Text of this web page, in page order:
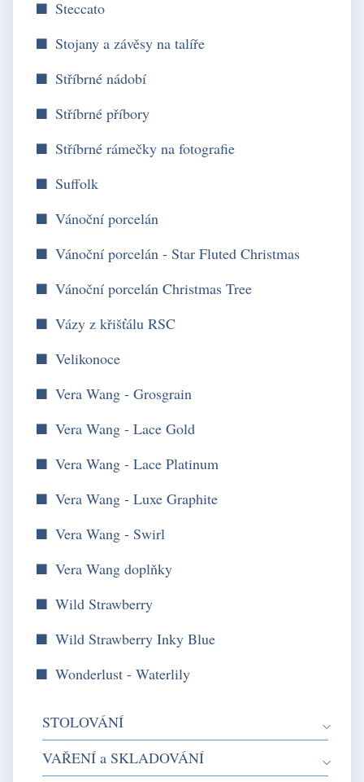
Steccato
Stojany a závěsy na talíře
Stříbrné nádobí
Stříbrné příbory
Stříbrné rámečky na fotografie
Suffolk
Vánoční porcelán
Vánoční porcelán - Star Fluted Christmas
Vánoční porcelán Christmas Tree
Vázy z křišťálu RSC
Velikonoce
Vera Wang - Grosgrain
Vera Wang - Lace Gold
Vera Wang - Lace Platinum
Vera Wang - Luxe Graphite
Vera Wang - Swirl
Vera Wang doplňky
Wild Strawberry
Wild Strawberry Inky Blue
Wonderlust - Waterlily
STOLOVÁNÍ
VAŘENÍ a SKLADOVÁNÍ